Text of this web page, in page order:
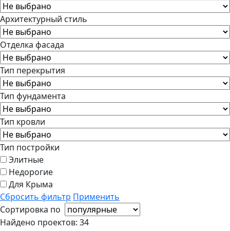
Архитектурный стиль
Отделка фасада
Тип перекрытия
Тип фундамента
Тип кровли
Тип постройки
Элитные
Недорогие
Для Крыма
Сбросить фильтр Применить
Сортировка по
Найдено проектов: 34